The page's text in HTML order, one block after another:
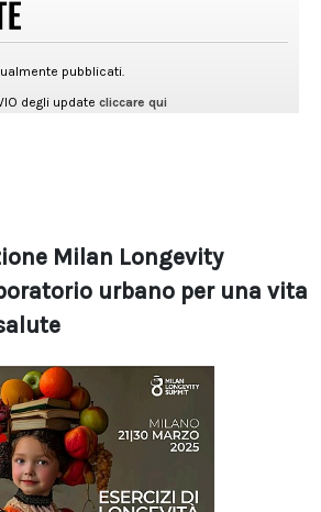
Milan Longevity
urbano per una vita